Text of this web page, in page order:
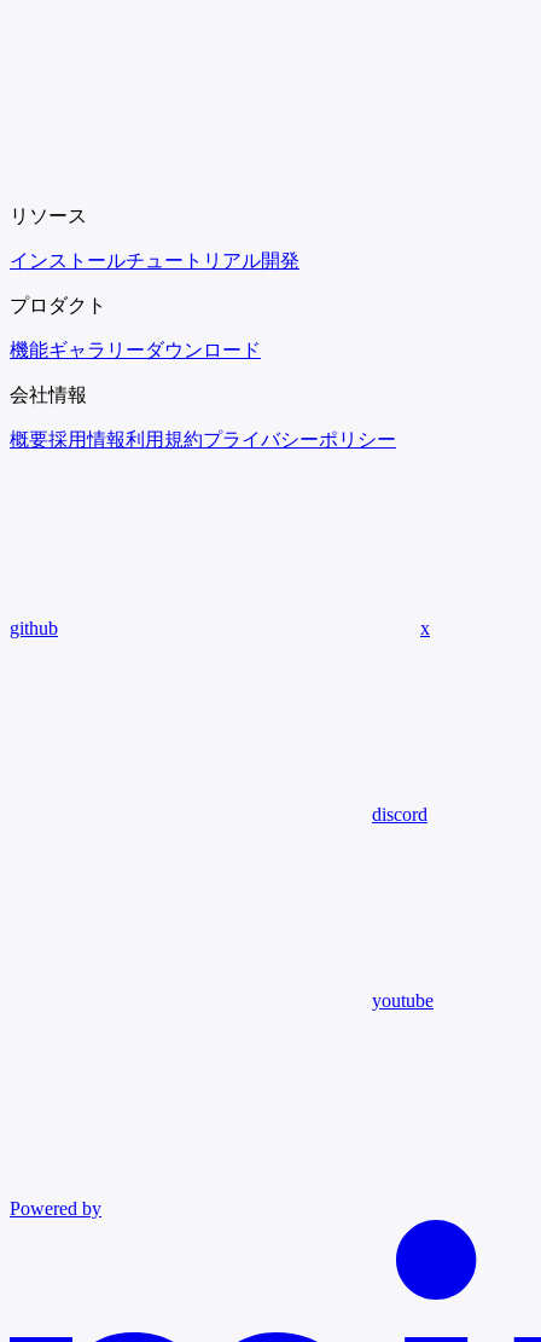
リソース
インストールチュートリアル開発
プロダクト
機能ギャラリーダウンロード
会社情報
概要採用情報利用規約プライバシーポリシー
github x
discord
youtube
Powered by